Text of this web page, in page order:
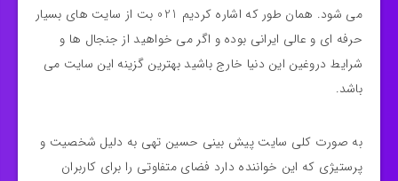
می شود. همان طور که اشاره کردیم 021 بت از سایت های بسیار
حرفه ای و عالی ایرانی بوده و اگر می خواهید از جنجال ها و
شرایط دروغین این دنیا خارج باشید بهترین گزینه این سایت می
باشد.
به صورت کلی سایت پیش بینی حسین تهی به دلیل شخصیت و
پرستیژی که این خواننده دارد فضای متفاوتی را برای کاربران